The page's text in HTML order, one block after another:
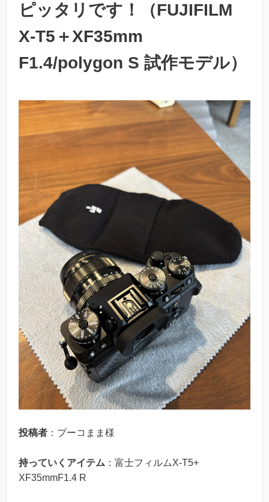
ピッタリです！（FUJIFILM
X-T5＋XF35mm
F1.4/polygon S 試作モデル）
投稿者 ：プーコまま様
持っていくアイテム ：富士フィルムX-T5+
XF35mmF1.4 R